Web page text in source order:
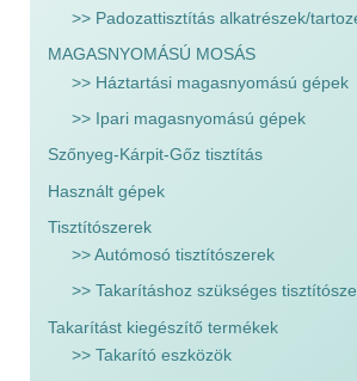
>> Padozattisztítás alkatrészek/
MAGASNYOMÁSÚ MOSÁS
>> Háztartási magasnyomású gépek
>> Ipari magasnyomású gépek
Szőnyeg-Kárpit-Gőz tisztítás
Használt gépek
Tisztítószerek
>> Autómosó tisztítószerek
>> Takarításhoz szükséges
Takarítást kiegészítő termékek
>> Takarító eszközök